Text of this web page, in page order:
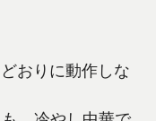
おりに動作しな